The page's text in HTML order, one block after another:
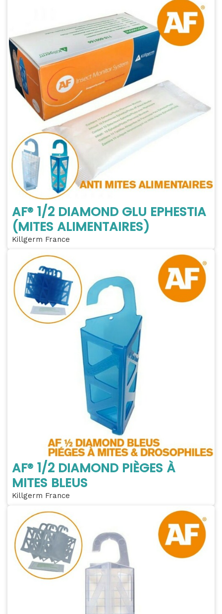
AF® 1/2 DIAMOND GLU EPHESTIA
(MITES ALIMENTAIRES)
Killgerm France
AF® 1/2 DIAMOND PIÈGES À
MITES BLEUS
Killgerm France